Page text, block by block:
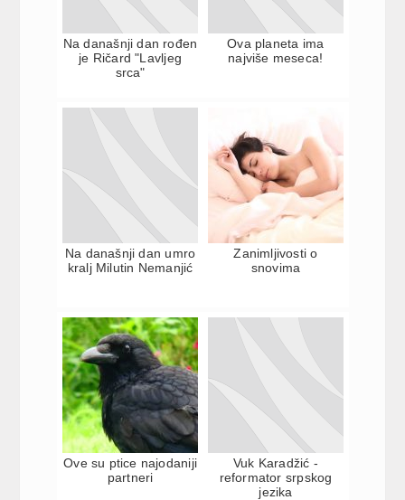
Na današnji dan rođen
je Ričard "Lavljeg
srca"
Ova planeta ima
najviše meseca!
Na današnji dan umro
kralj Milutin Nemanjić
Zanimljivosti o
snovima
Ove su ptice najodaniji
partneri
Vuk Karadžić -
reformator srpskog
jezika